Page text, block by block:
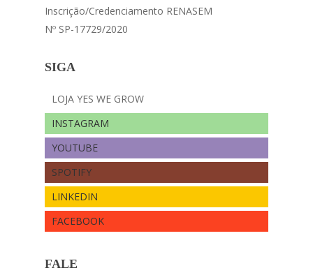
Inscrição/Credenciamento RENASEM
Nº SP-17729/2020
SIGA
LOJA YES WE GROW
INSTAGRAM
YOUTUBE
SPOTIFY
LINKEDIN
FACEBOOK
FALE